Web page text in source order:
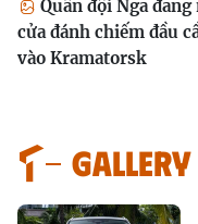
Quân đội Nga đang
cửa đánh chiếm đầu
vào Kramatorsk